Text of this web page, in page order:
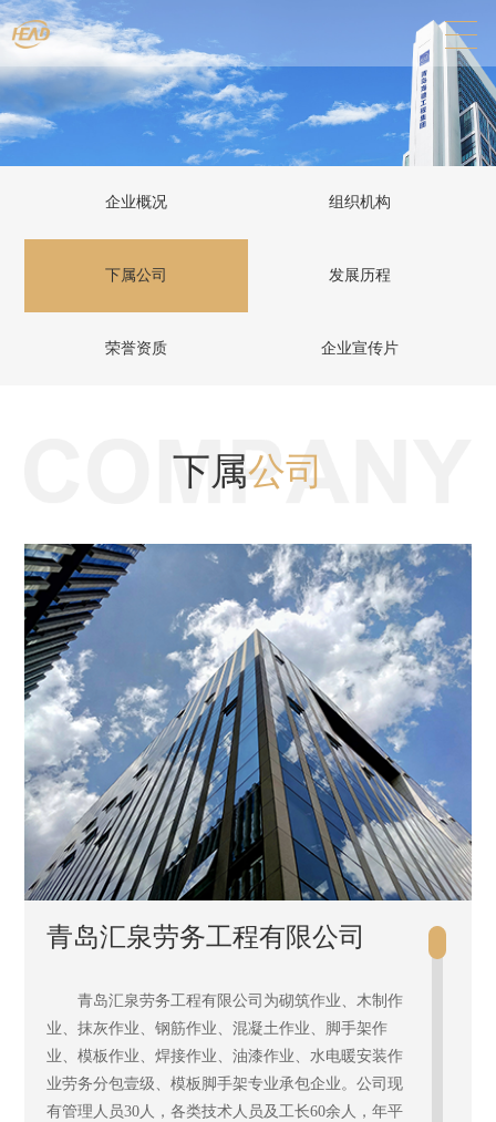
企业概况 组织机构
下属公司 发展历程
荣誉资质 企业宣传片
下属公司
青岛汇泉劳务工程有限公司
青岛汇泉劳务工程有限公司为砌筑作业、木制作
业、抹灰作业、钢筋作业、混凝土作业、脚手架作
业、模板作业、焊接作业、油漆作业、水电暖安装作
业劳务分包壹级、模板脚手架专业承包企业。公司现
有管理人员30人，各类技术人员及工长60余人，年平